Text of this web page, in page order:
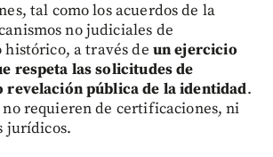
tal como los acuerdos de la
no judiciales de
a través de un ejercicio
respeta las solicitudes de
revelación pública de la identidad.
requieren de certificaciones, ni
jurídicos.